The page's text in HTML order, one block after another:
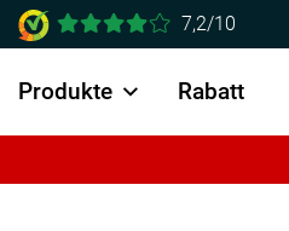
7,2/10
Produkte Rabatt